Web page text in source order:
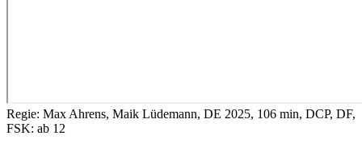
Regie: Max Ahrens, Maik Lüdemann, DE 2025, 106 min, DCP, DF,
FSK: ab 12